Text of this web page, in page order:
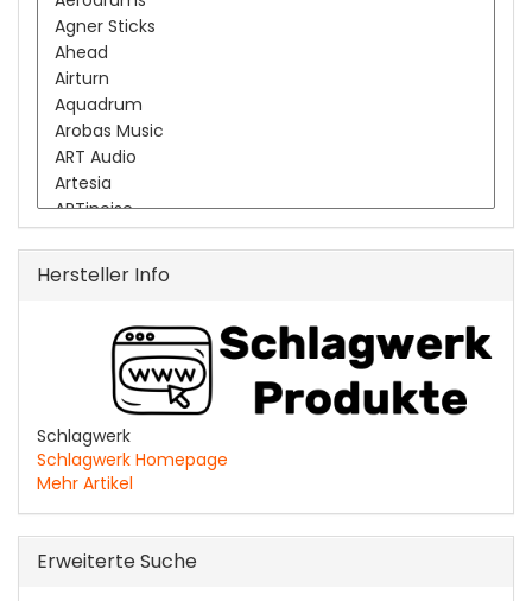
Hersteller Info
Schlagwerk
Schlagwerk Homepage
Mehr Artikel
Erweiterte Suche